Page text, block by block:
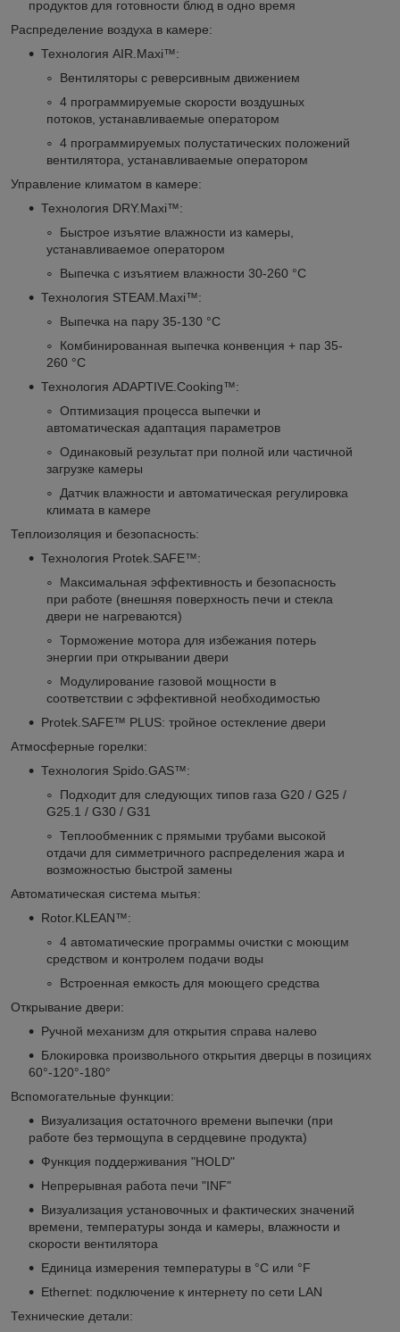
продуктов для готовности блюд в одно время
Распределение воздуха в камере:
Технология AIR.Maxi™:
Вентиляторы с реверсивным движением
4 программируемые скорости воздушных
потоков, устанавливаемые оператором
4 программируемых полустатических положений
вентилятора, устанавливаемые оператором
Управление климатом в камере:
Технология DRY.Maxi™:
Быстрое изъятие влажности из камеры,
устанавливаемое оператором
Выпечка с изъятием влажности 30-260 °С
Технология STEAM.Maxi™:
Выпечка на пару 35-130 °C
Комбинированная выпечка конвенция + пар 35-
260 °C
Технология ADAPTIVE.Cooking™:
Оптимизация процесса выпечки и
автоматическая адаптация параметров
Одинаковый результат при полной или частичной
загрузке камеры
Датчик влажности и автоматическая регулировка
климата в камере
Теплоизоляция и безопасность:
Технология Protek.SAFE™:
Максимальная эффективность и безопасность
при работе (внешняя поверхность печи и стекла
двери не нагреваются)
Торможение мотора для избежания потерь
энергии при открывании двери
Модулирование газовой мощности в
соответствии с эффективной необходимостью
Protek.SAFE™ PLUS: тройное остекление двери
Атмосферные горелки:
Технология Spido.GAS™:
Подходит для следующих типов газа G20 / G25 /
G25.1 / G30 / G31
Теплообменник с прямыми трубами высокой
отдачи для симметричного распределения жара и
возможностью быстрой замены
Автоматическая система мытья:
Rotor.KLEAN™:
4 автоматические программы очистки с моющим
средством и контролем подачи воды
Встроенная емкость для моющего средства
Открывание двери:
Ручной механизм для открытия справа налево
Блокировка произвольного открытия дверцы в позициях
60°-120°-180°
Вспомогательные функции:
Визуализация остаточного времени выпечки (при
работе без термощупа в сердцевине продукта)
Функция поддерживания "HOLD"
Непрерывная работа печи "INF"
Визуализация установочных и фактических значений
времени, температуры зонда и камеры, влажности и
скорости вентилятора
Единица измерения температуры в °C или °F
Ethernet: подключение к интернету по сети LAN
Технические детали: